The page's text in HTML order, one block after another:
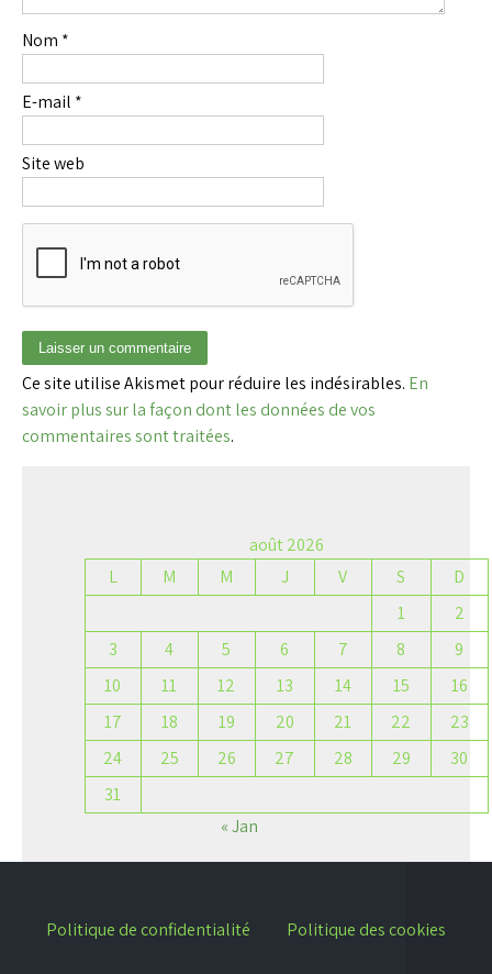
Nom *
E-mail *
Site web
Ce site utilise Akismet pour réduire les indésirables. En
savoir plus sur la façon dont les données de vos
commentaires sont traitées.
août 2026
L
M M J V S
D
1
2
3
4 5 6 7 8
9
10
11 12 13 14 15
16
17
18 19 20 21 22
23
24
25 26 27 28 29
30
31
« Jan
Politique de confidentialité Politique des cookies